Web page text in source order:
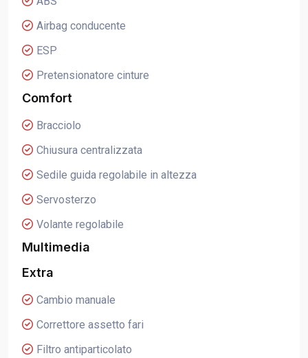
Airbag conducente
ESP
Pretensionatore cinture
Comfort
Bracciolo
Chiusura centralizzata
Sedile guida regolabile in altezza
Servosterzo
Volante regolabile
Multimedia
Extra
Cambio manuale
Correttore assetto fari
Filtro antiparticolato